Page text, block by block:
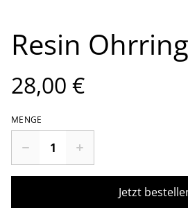
Resin
28,00 €
MENGE
Jetzt